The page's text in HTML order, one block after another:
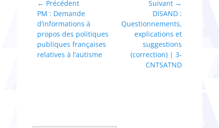
Navigation
de
l’article
← Précédent
Article
précédent :
PM : Demande
d’informations à
propos des politiques
publiques françaises
relatives à l’autisme
Suivant →
suivant :
DISAND :
Questionnements,
explications et
suggestions
(correction) | 3-
CNTSATND